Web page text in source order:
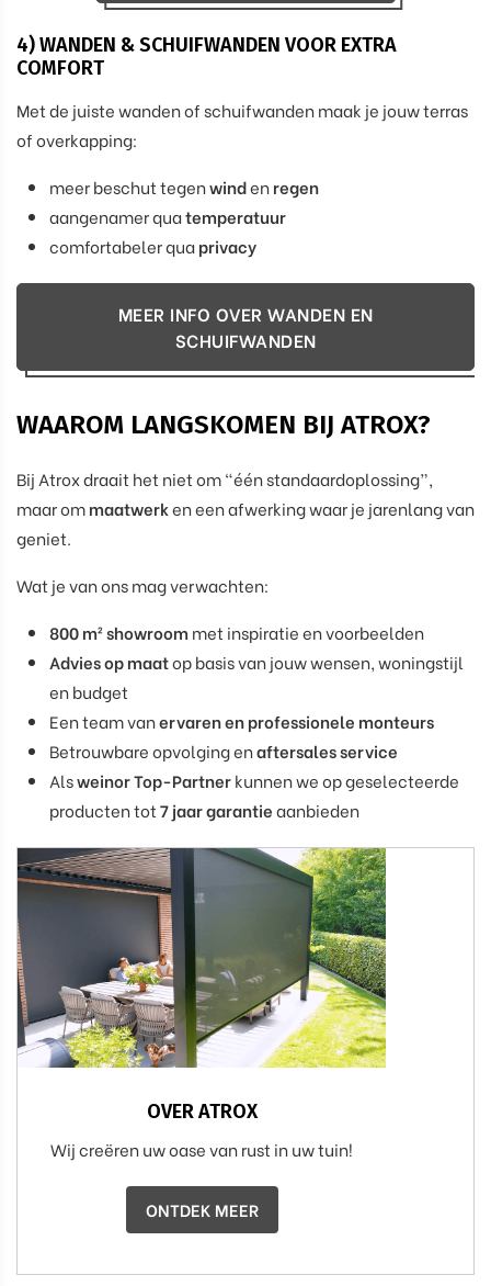
4) WANDEN & SCHUIFWANDEN VOOR EXTRA
COMFORT
Met de juiste wanden of schuifwanden maak je jouw terras
of overkapping:
meer beschut tegenwindenregen
aangenamer quatemperatuur
comfortabeler quaprivacy
MEER INFO OVER WANDEN EN
SCHUIFWANDEN
WAAROM LANGSKOMEN BIJ ATROX?
Bij Atrox draait het niet om “één standaardoplossing”,
maar ommaatwerken een afwerking waar je jarenlang van
geniet.
Wat je van ons mag verwachten:
800 m² showroom met inspiratie en voorbeelden
Advies op maatop basis van jouw wensen, woningstijl
en budget
Een team vanervaren en professionele monteurs
Betrouwbare opvolging enaftersales service
Alsweinor Top-Partnerkunnen we op geselecteerde
producten tot7 jaar garantieaanbieden
OVER ATROX
Wij creëren uw oase van rust in uw tuin!
ONTDEK MEER